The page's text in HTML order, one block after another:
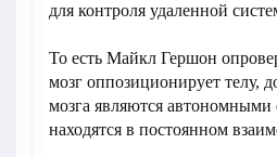
для контроля удаленной
То есть Майкл Гершон
мозг оппозиционирует телу,
мозга являются
находятся в постоянном